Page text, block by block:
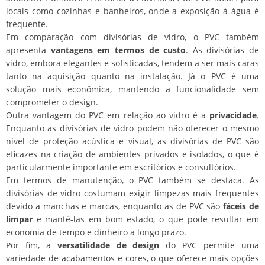
locais como cozinhas e banheiros, onde a exposição à água é
frequente.
Em comparação com divisórias de vidro, o PVC também
apresenta vantagens em termos de custo. As divisórias de
vidro, embora elegantes e sofisticadas, tendem a ser mais caras
tanto na aquisição quanto na instalação. Já o PVC é uma
solução mais econômica, mantendo a funcionalidade sem
comprometer o design.
Outra vantagem do PVC em relação ao vidro é a privacidade.
Enquanto as divisórias de vidro podem não oferecer o mesmo
nível de proteção acústica e visual, as divisórias de PVC são
eficazes na criação de ambientes privados e isolados, o que é
particularmente importante em escritórios e consultórios.
Em termos de manutenção, o PVC também se destaca. As
divisórias de vidro costumam exigir limpezas mais frequentes
devido a manchas e marcas, enquanto as de PVC sãofáceis de
limpar e mantê-las em bom estado, o que pode resultar em
economia de tempo e dinheiro a longo prazo.
Por fim, a versatilidade de design do PVC permite uma
variedade de acabamentos e cores, o que oferece mais opções